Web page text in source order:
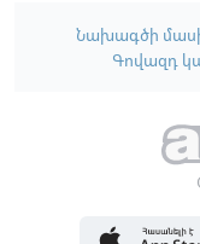
Նախագծի
Գովազդ